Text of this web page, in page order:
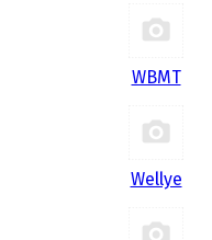
WBMT
Wellye